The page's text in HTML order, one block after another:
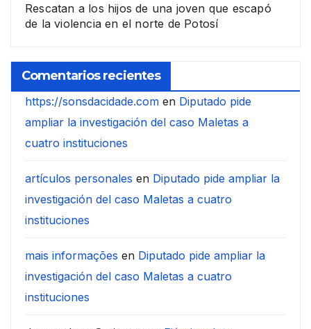
Rescatan a los hijos de una joven que escapó
de la violencia en el norte de Potosí
Comentarios recientes
https://sonsdacidade.com en Diputado pide
ampliar la investigación del caso Maletas a
cuatro instituciones
artículos personales en Diputado pide ampliar la
investigación del caso Maletas a cuatro
instituciones
mais informações en Diputado pide ampliar la
investigación del caso Maletas a cuatro
instituciones